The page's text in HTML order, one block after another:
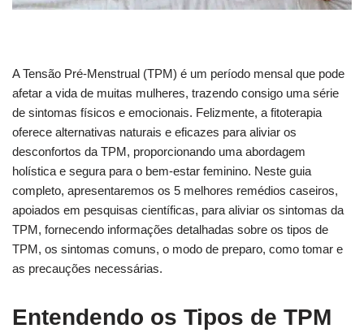
A Tensão Pré-Menstrual (TPM) é um período mensal que pode
afetar a vida de muitas mulheres, trazendo consigo uma série
de sintomas físicos e emocionais. Felizmente, a fitoterapia
oferece alternativas naturais e eficazes para aliviar os
desconfortos da TPM, proporcionando uma abordagem
holística e segura para o bem-estar feminino. Neste guia
completo, apresentaremos os 5 melhores remédios caseiros,
apoiados em pesquisas científicas, para aliviar os sintomas da
TPM, fornecendo informações detalhadas sobre os tipos de
TPM, os sintomas comuns, o modo de preparo, como tomar e
as precauções necessárias.
Entendendo os Tipos de TPM